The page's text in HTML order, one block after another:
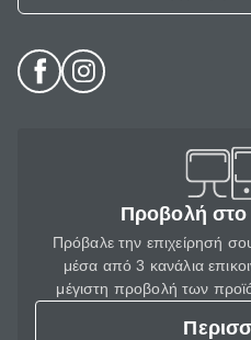
Προβολή στο
Πρόβαλε την επιχείρησή
μέσα από 3 κανάλια
μέγιστη προβολή των